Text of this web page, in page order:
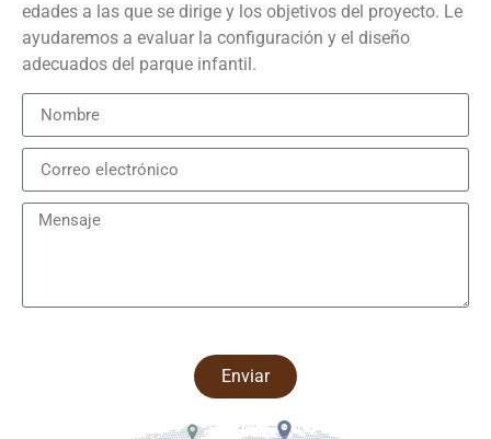
edades a las que se dirige y los objetivos del proyecto. Le
ayudaremos a evaluar la configuración y el diseño
adecuados del parque infantil.
Enviar